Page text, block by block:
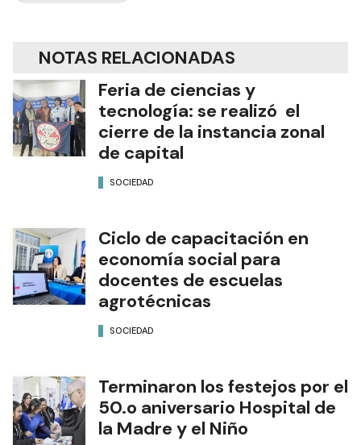
NOTAS RELACIONADAS
Feria de ciencias y
tecnología: se realizó el
cierre de la instancia zonal
de capital
SOCIEDAD
Ciclo de capacitación en
economía social para
docentes de escuelas
agrotécnicas
SOCIEDAD
Terminaron los festejos por el
50.o aniversario Hospital de
la Madre y el Niño